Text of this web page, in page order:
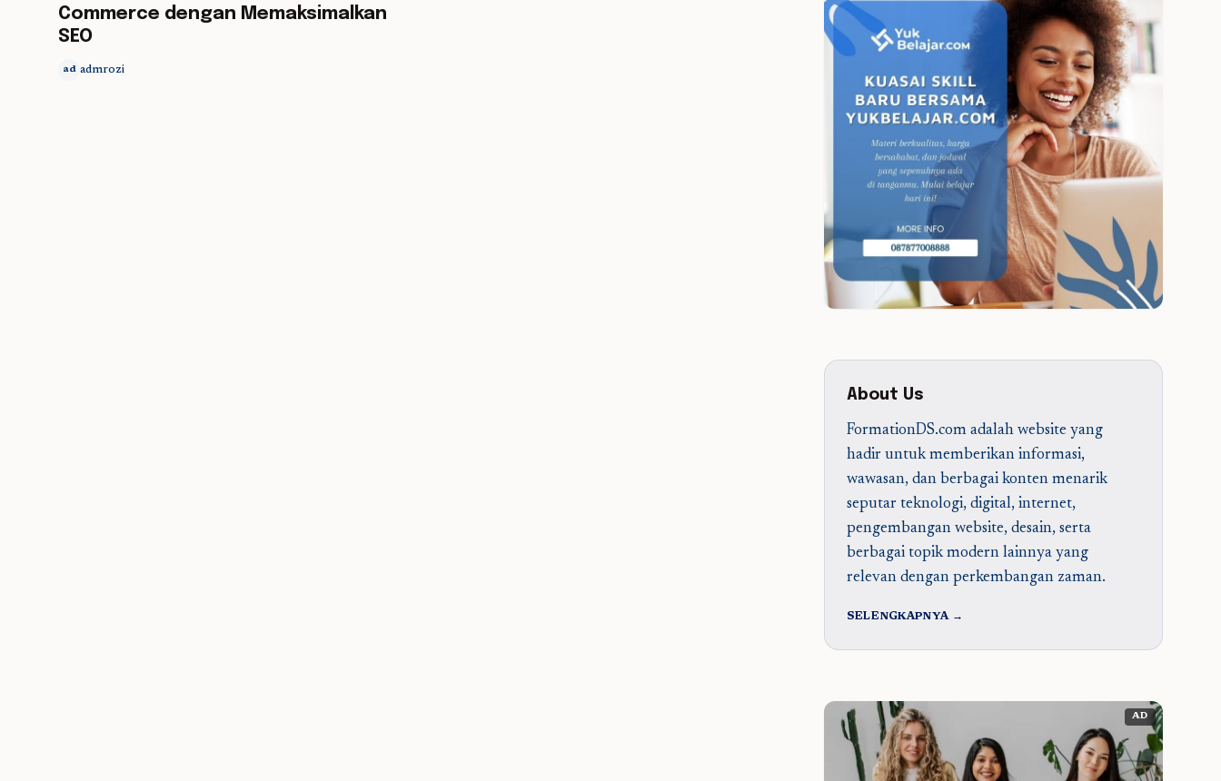
Commerce dengan Memaksimalkan
SEO
ad admrozi
About Us
FormationDS.com adalah website yang
hadir untuk memberikan informasi,
wawasan, dan berbagai konten menarik
seputar teknologi, digital, internet,
pengembangan website, desain, serta
berbagai topik modern lainnya yang
relevan dengan perkembangan zaman.
SELENGKAPNYA →
AD